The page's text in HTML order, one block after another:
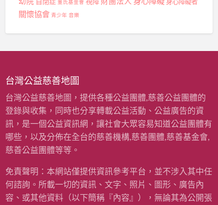
董氏基金會
關懷協會 青少年 音樂
台灣公益慈善地圖
台灣公益慈善地圖，提供各種公益團體,慈善公益團體的
登錄與收集，同時也分享轉載公益活動、公益廣告的資
訊，是一個公益資訊網，讓社會大眾容易知道公益團體有
哪些，以及分佈在全台的慈善機構,慈善團體,慈善基金會,
慈善公益團體等等。
免責聲明：本網站僅提供資訊參考平台，並不涉入其中任
何諮詢。所載一切的資訊、文字、照片、圖形、廣告內
容、或其他資料（以下簡稱『內容』），無論其為公開張